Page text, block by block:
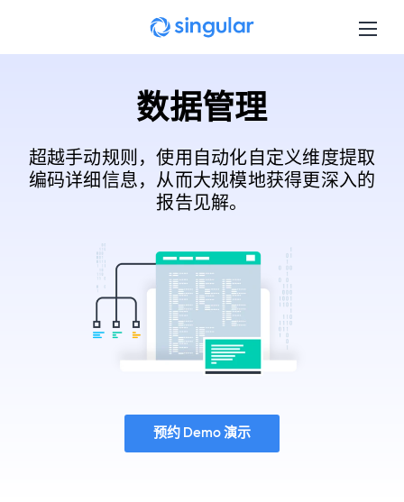
Skip to main content
数据管理
超越手动规则，使用自动化自定义维度提取
编码详细信息，从而大规模地获得更深入的
报告见解。
预约 Demo 演示